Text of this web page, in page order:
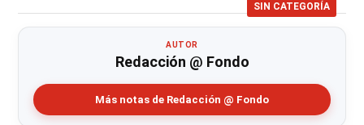
SIN CATEGORÍA
AUTOR
Redacción @ Fondo
Más notas de Redacción @ Fondo